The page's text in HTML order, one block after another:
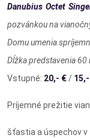
Danubius Octet
pozvánkou na
Domu umenia
Dĺžka predstavenia
Vstupné: 20,- €/
Príjemné prežitie
šťastia a úspechov v